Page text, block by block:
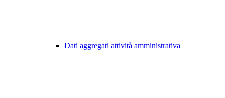
Dati aggregati attività amministrativa